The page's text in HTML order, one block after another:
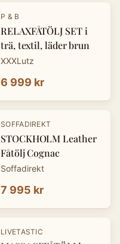
P & B
RELAXFÅTÖLJ SET i
trä, textil, läder brun
XXXLutz
6 999 kr
SOFFADIREKT
STOCKHOLM Leather
Fåtölj Cognac
Soffadirekt
7 995 kr
LIVETASTIC